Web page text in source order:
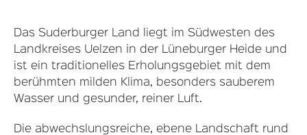
Das Suderburger Land liegt im Südwesten des
Landkreises Uelzen in der Lüneburger Heide und
ist ein traditionelles Erholungsgebiet mit dem
berühmten milden Klima, besonders sauberem
Wasser und gesunder, reiner Luft.
Die abwechslungsreiche, ebene Landschaft rund